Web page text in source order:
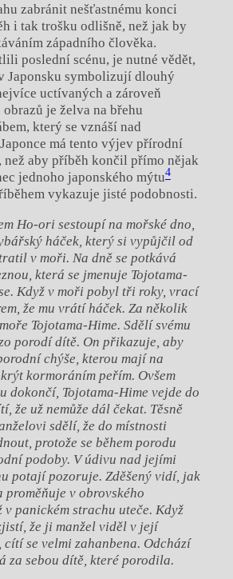
zabránit nešťastnému konci
i tak trošku odlišně, než jak by
západního člověka.
poslední scénu, je nutné vědět,
Japonsku symbolizují dlouhý
uctívaných a zároveň
je želva na břehu
který se vznáší nad
má tento výjev přírodní
než aby příběh končil přímo nějak
jednoho japonského mýtu4
vykazuje jisté podobnosti.
Ho-ori sestoupí na mořské dno,
háček, který si vypůjčil od
v moři. Na dně se potkává
která se jmenuje Tojotama-
Když v moři pobyl tři roky, vrací
že mu vrátí háček. Za několik
Tojotama-Hime. Sdělí svému
porodí dítě. On přikazuje, aby
chýše, kterou mají na
kormoráním peřím. Ovšem
dokončí, Tojotama-Hime vejde do
že už nemůže dál čekat. Těsně
sdělí, že do místnosti
protože se během porodu
podoby. V údivu nad jejími
potají pozoruje. Zděšený vidí, jak
proměňuje v obrovského
v panickém strachu uteče. Když
že ji manžel viděl v její
se velmi zahanbena. Odchází
za sebou dítě, které porodila.